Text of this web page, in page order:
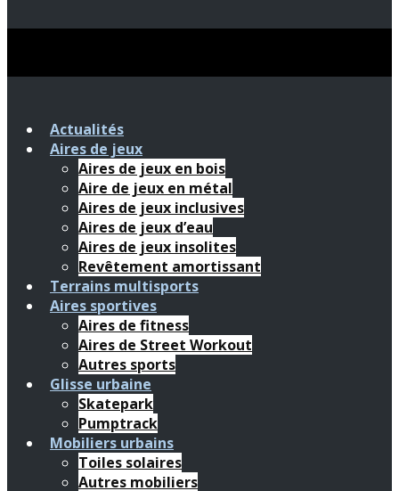
Actualités
Aires de jeux
Aires de jeux en bois
Aire de jeux en métal
Aires de jeux inclusives
Aires de jeux d’eau
Aires de jeux insolites
Revêtement amortissant
Terrains multisports
Aires sportives
Aires de fitness
Aires de Street Workout
Autres sports
Glisse urbaine
Skatepark
Pumptrack
Mobiliers urbains
Toiles solaires
Autres mobiliers